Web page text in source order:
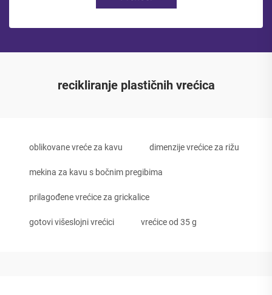
recikliranje plastičnih vrećica
oblikovane vreće za kavu dimenzije vrećice za rižu
mekina za kavu s bočnim pregibima
prilagođene vrećice za grickalice
gotovi višeslojni vrećici vrećice od 35 g